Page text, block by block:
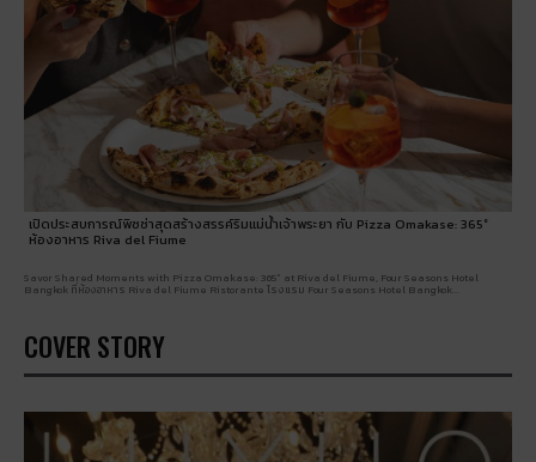
เปิดประสบการณ์พิซซ่าสุดสร้างสรรค์ริมแม่น้ำเจ้าพระยา กับ Pizza Omakase: 365°
ห้องอาหาร Riva del Fiume
Savor Shared Moments with Pizza Omakase: 365° at Riva del Fiume, Four Seasons Hotel
Bangkok ที่ห้องอาหาร Riva del Fiume Ristorante โรงแรม Four Seasons Hotel Bangkok...
COVER STORY